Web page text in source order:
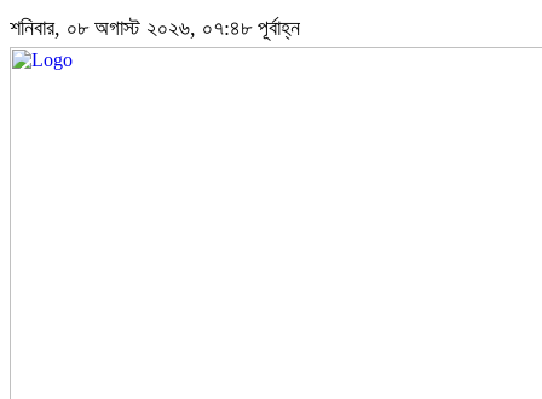
শনিবার, ০৮ অগাস্ট ২০২৬, ০৭:৪৮ পূর্বাহ্ন